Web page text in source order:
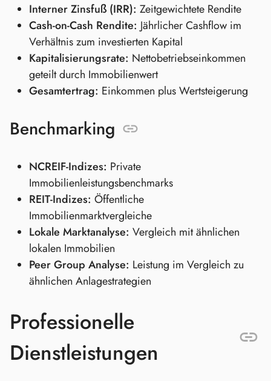
Interner Zinsfuß (IRR): Zeitgewichtete Rendite
Cash-on-Cash Rendite: Jährlicher Cashflow im
Verhältnis zum investierten Kapital
Kapitalisierungsrate: Nettobetriebseinkommen
geteilt durch Immobilienwert
Gesamtertrag: Einkommen plus Wertsteigerung
Benchmarking
NCREIF-Indizes: Private
Immobilienleistungsbenchmarks
REIT-Indizes: Öffentliche
Immobilienmarktvergleiche
Lokale Marktanalyse: Vergleich mit ähnlichen
lokalen Immobilien
Peer Group Analyse: Leistung im Vergleich zu
ähnlichen Anlagestrategien
Professionelle
Dienstleistungen